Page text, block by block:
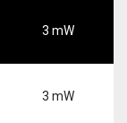
3 mW
3 mW